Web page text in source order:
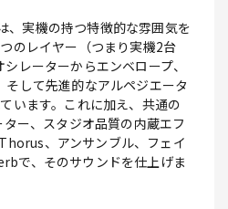
実機の持つ特徴的な雰囲気を
のレイヤー（つまり実機2台
レーターからエンベロープ、
して先進的なアルペジエータ
います。これに加え、共通の
ー、スタジオ品質の内蔵エフ
、アンサンブル、フェイ
で、そのサウンドを仕上げま